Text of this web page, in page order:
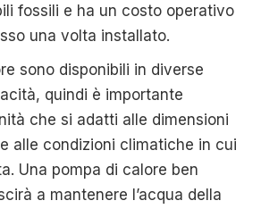
fossili e ha un costo operativo
una volta installato.
sono disponibili in diverse
quindi è importante
che si adatti alle dimensioni
alle condizioni climatiche in cui
Una pompa di calore ben
a mantenere l’acqua della